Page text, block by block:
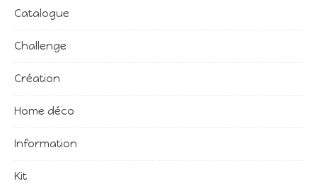
Catalogue
Challenge
Création
Home déco
Information
Kit